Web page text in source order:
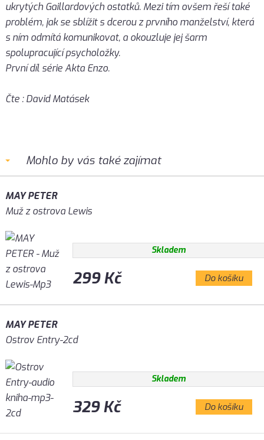
ukrytých Gaillardových ostatků. Mezi tím ovšem řeší také
problém, jak se sblížit s dcerou z prvního manželství, která
s ním odmítá komunikovat, a okouzluje jej šarm
spolupracující psycholožky.
První díl série Akta Enzo.
Čte : David Matásek
Mohlo by vás také zajímat
MAY PETER
Muž z ostrova Lewis
Skladem
299 Kč Do košíku
MAY PETER
Ostrov Entry-2cd
Skladem
329 Kč Do košíku